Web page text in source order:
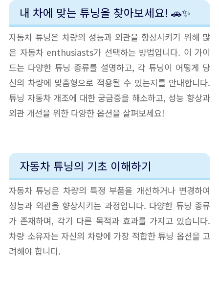
내 차에 맞는 튜닝을 찾아보세요! 🚗✨
자동차 튜닝은 차량의 성능과 외관을 향상시키기 위해 많
은 자동차 enthusiasts가 선택하는 방법입니다. 이 가이
드는 다양한 튜닝 종류를 설명하고, 각 튜닝이 어떻게 당
신의 차량에 맞춤형으로 적용될 수 있는지를 안내합니다.
튜닝 자동차 개조에 대한 궁금증을 해소하고, 성능 향상과
외관 개선을 위한 다양한 옵션을 살펴보세요!
자동차 튜닝의 기초 이해하기
자동차 튜닝은 차량의 특정 부품을 개선하거나 변경하여
성능과 외관을 향상시키는 과정입니다. 다양한 튜닝 종류
가 존재하며, 각기 다른 목적과 효과를 가지고 있습니다.
차량 소유자는 자신의 차량에 가장 적합한 튜닝 옵션을 고
려해야 합니다.